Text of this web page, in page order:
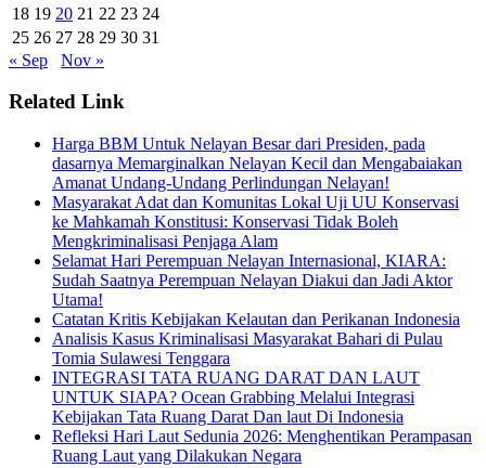
18 19 20 21 22 23 24
25 26 27 28 29 30 31
« Sep
Nov »
Related Link
Harga BBM Untuk Nelayan Besar dari Presiden, pada
dasarnya Memarginalkan Nelayan Kecil dan Mengabaiakan
Amanat Undang-Undang Perlindungan Nelayan!
Masyarakat Adat dan Komunitas Lokal Uji UU Konservasi
ke Mahkamah Konstitusi: Konservasi Tidak Boleh
Mengkriminalisasi Penjaga Alam
Selamat Hari Perempuan Nelayan Internasional, KIARA:
Sudah Saatnya Perempuan Nelayan Diakui dan Jadi Aktor
Utama!
Catatan Kritis Kebijakan Kelautan dan Perikanan Indonesia
Analisis Kasus Kriminalisasi Masyarakat Bahari di Pulau
Tomia Sulawesi Tenggara
INTEGRASI TATA RUANG DARAT DAN LAUT
UNTUK SIAPA? Ocean Grabbing Melalui Integrasi
Kebijakan Tata Ruang Darat Dan laut Di Indonesia
Refleksi Hari Laut Sedunia 2026: Menghentikan Perampasan
Ruang Laut yang Dilakukan Negara